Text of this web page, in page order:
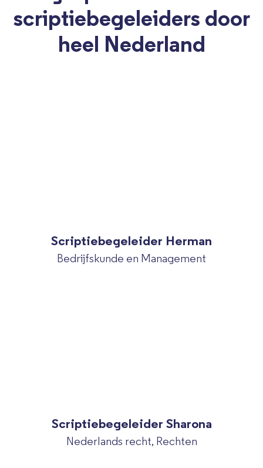
scriptiebegeleiders door
heel Nederland
Scriptiebegeleider Herman
Bedrijfskunde en Management
Scriptiebegeleider Sharona
Nederlands recht, Rechten